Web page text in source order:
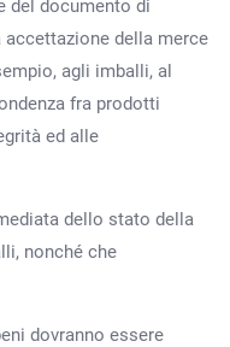
del documento di
della merce
agli imballi, al
fra prodotti
ed alle
dello stato della
nonché che
dovranno essere